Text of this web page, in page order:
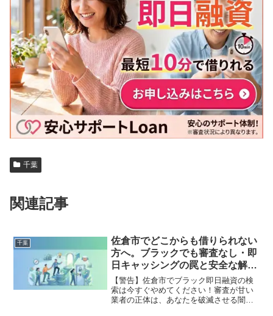
千葉
関連記事
千葉
佐倉市でどこからも借りられない
方へ。ブラックでも審査なし・即
日キャッシングの罠と安全な解決
策
【警告】佐倉市でブラック即日融資の検
索は今すぐやめてください！審査が甘い
業者の正体は、あなたを破滅させる闇金